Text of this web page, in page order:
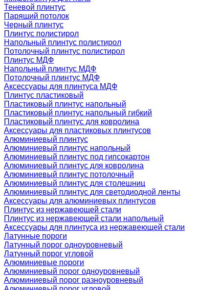
Теневой плинтус
Парящий потолок
Черный плинтус
Плинтус полистирол
Напольный плинтус полистирол
Потолочный плинтус полистирол
Плинтус МДФ
Напольный плинтус МДФ
Потолочный плинтус МДФ
Аксессуары для плинтуса МДФ
Плинтус пластиковый
Пластиковый плинтус напольный
Пластиковый плинтус напольный гибкий
Пластиковый плинтус для ковролина
Аксессуары для пластиковых плинтусов
Алюминиевый плинтус
Алюминиевый плинтус напольный
Алюминиевый плинтус под гипсокартон
Алюминиевый плинтус для ковролина
Алюминиевый плинтус потолочный
Алюминиевый плинтус для столешниц
Алюминиевый плинтус для светодиодной ленты
Аксессуары для алюминиевых плинтусов
Плинтус из нержавеющей стали
Плинтус из нержавеющей стали напольный
Аксессуары для плинтуса из нержавеющей стали
Латунные пороги
Латунный порог одноуровневый
Латунный порог угловой
Алюминиевые пороги
Алюминиевый порог одноуровневый
Алюминиевый порог разноуровневый